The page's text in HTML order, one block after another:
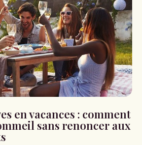
en vacances : comment
sans renoncer aux